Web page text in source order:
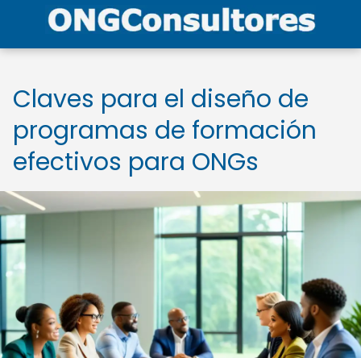
Claves para el diseño de
programas de formación
efectivos para ONGs